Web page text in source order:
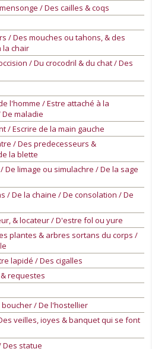
/ Des cailles & coqs
/ Des mouches ou tahons, & des
la chair
/ Du crocodril & du chat / Des
l'homme / Estre attaché à la
maladie
/ Escrire de la main gauche
/ Des predecesseurs &
la blette
De limage ou simulachre / De la sage
/ De la chaine / De consolation / De
& locateur / D'estre fol ou yure
plantes & arbres sortans du corps /
lapidé / Des cigalles
requestes
boucher / De l'hostellier
veilles, ioyes & banquet qui se font
Des statue